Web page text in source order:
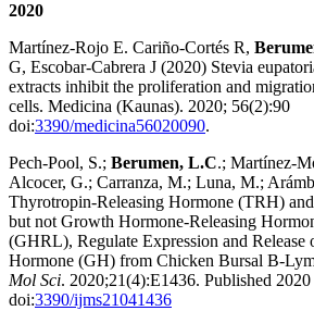
2020
Martínez-Rojo E. Cariño-Cortés R,
G, Escobar-Cabrera J (2020) Stevia
extracts inhibit the proliferation and
cells. Medicina (Kaunas). 2020; 56(2):90
doi:3390/medicina56020090.
Pech-Pool, S.; Berumen, L.C.; Martínez-
Alcocer, G.; Carranza, M.; Luna, M.;
Thyrotropin-Releasing Hormone (TRH)
but not Growth Hormone-Releasing
(GHRL), Regulate Expression and Release
Hormone (GH) from Chicken Bursal B-
Mol Sci. 2020;21(4):E1436. Published 2020
doi:3390/ijms21041436